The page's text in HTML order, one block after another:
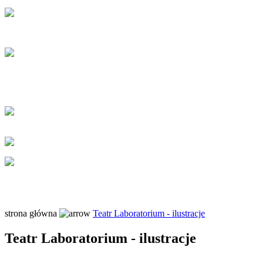
strona główna Teatr Laboratorium - ilustracje
Teatr Laboratorium - ilustracje